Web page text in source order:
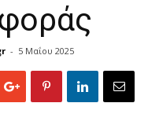
- 5 Μαΐου 2025